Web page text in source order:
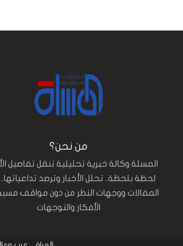
من نحن؟
المسلة وكالة خبرية تحليلية تنقل تفاصيل
لحظة بلحظة.. تحلل الأخبار وترصد
المقالات ووجهات النظر من دون مواقف
الأفكار والتوجهات